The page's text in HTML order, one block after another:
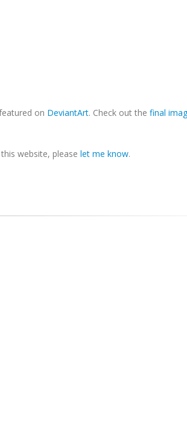
on DeviantArt. Check out the final
website, please let me know.